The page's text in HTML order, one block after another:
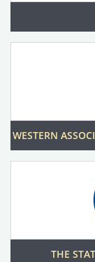
WESTERN
THE